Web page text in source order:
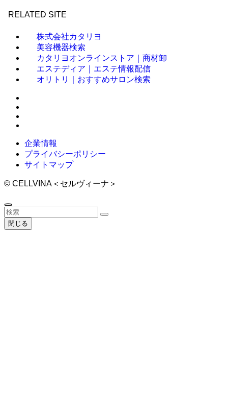
RELATED SITE
株式会社カタリヨ
美容機器検索
カタリヨオンラインストア｜商材卸
エステディア｜エステ情報配信
オリトリ｜おすすめサロン検索
企業情報
プライバシーポリシー
サイトマップ
© CELLVINA＜セルヴィーナ＞
閉じる